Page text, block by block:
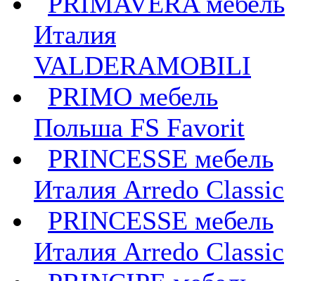
Италия
VALDERAMOBILI
PRIMO мебель
Польша FS Favorit
PRINCESSE мебель
Италия Arredo Classic
PRINCESSE мебель
Италия Arredo Classic